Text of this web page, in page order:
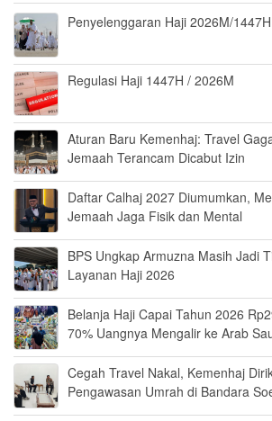
Penyelenggaran Haji 2026M/1447H
Regulasi Haji 1447H / 2026M
Aturan Baru Kemenhaj: Travel
Jemaah Terancam Dicabut Izin
Daftar Calhaj 2027 Diumumkan,
Jemaah Jaga Fisik dan Mental
BPS Ungkap Armuzna Masih Jadi
Layanan Haji 2026
Belanja Haji Capai Tahun 2026
70% Uangnya Mengalir ke Arab
Cegah Travel Nakal, Kemenhaj
Pengawasan Umrah di Bandara